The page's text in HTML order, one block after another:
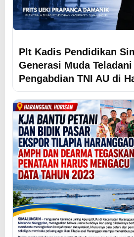
Plt Kadis Pendidikan
Generasi Muda
Pengabdian TNI AU di